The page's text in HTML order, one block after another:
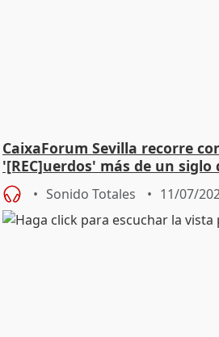
CaixaForum Sevilla recorre
'[REC]uerdos' más de un siglo
Sonido Totales 11/07/